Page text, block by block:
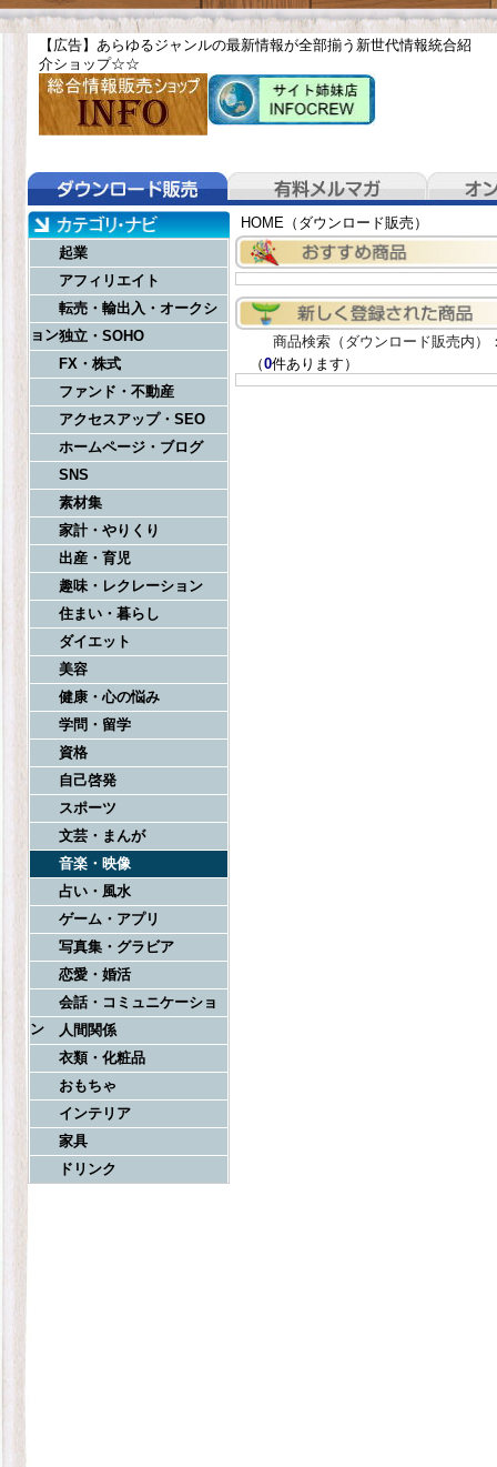
【広告】あらゆるジャンルの最新情報が全部揃う新世代情報統合紹
介ショップ☆☆
起業
アフィリエイト
転売・輸出入・オークシ
ョン独立・SOHO
FX・株式
ファンド・不動産
アクセスアップ・SEO
ホームページ・ブログ
SNS
素材集
家計・やりくり
出産・育児
趣味・レクレーション
住まい・暮らし
ダイエット
美容
健康・心の悩み
学問・留学
資格
自己啓発
スポーツ
文芸・まんが
音楽・映像
占い・風水
ゲーム・アプリ
写真集・グラビア
恋愛・婚活
会話・コミュニケーショ
ン
人間関係
衣類・化粧品
おもちゃ
インテリア
家具
ドリンク
HOME（ダウンロード販売）
商品検索（ダウンロード販売内）
（0件あります）